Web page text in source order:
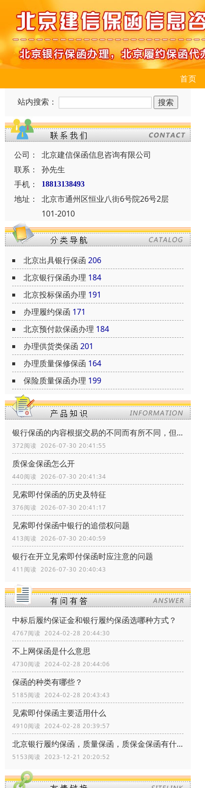
首页
站内搜索：
公司：
北京建信保函信息咨询有限公司
联系：
孙先生
手机：
18813138493
地址：
北京市通州区恒业八街6号院26号2层
101-2010
北京出具银行保函 206
北京银行保函办理 184
北京投标保函办理 191
办理履约保函 171
北京预付款保函办理 184
办理供货类保函 201
办理质量保修保函 164
保险质量保函办理 199
银行保函的内容根据交易的不同而有所不同，但通常包括以下内容
372阅读 2026-07-30 20:41:55
质保金保函怎么开
440阅读 2026-07-30 20:41:34
见索即付保函的历史及特征
376阅读 2026-07-30 20:41:17
见索即付保函中银行的追偿权问题
413阅读 2026-07-30 20:40:59
银行在开立见索即付保函时应注意的问题
411阅读 2026-07-30 20:40:43
中标后履约保证金和银行履约保函选哪种方式？
4767阅读 2024-02-28 20:44:30
不上网保函是什么意思
4730阅读 2024-02-28 20:44:06
保函的种类有哪些？
5185阅读 2024-02-28 20:43:43
见索即付保函主要适用什么
4910阅读 2024-02-28 20:39:57
北京银行履约保函，质量保函，质保金保函有什么区别？
5153阅读 2023-12-21 20:20:52